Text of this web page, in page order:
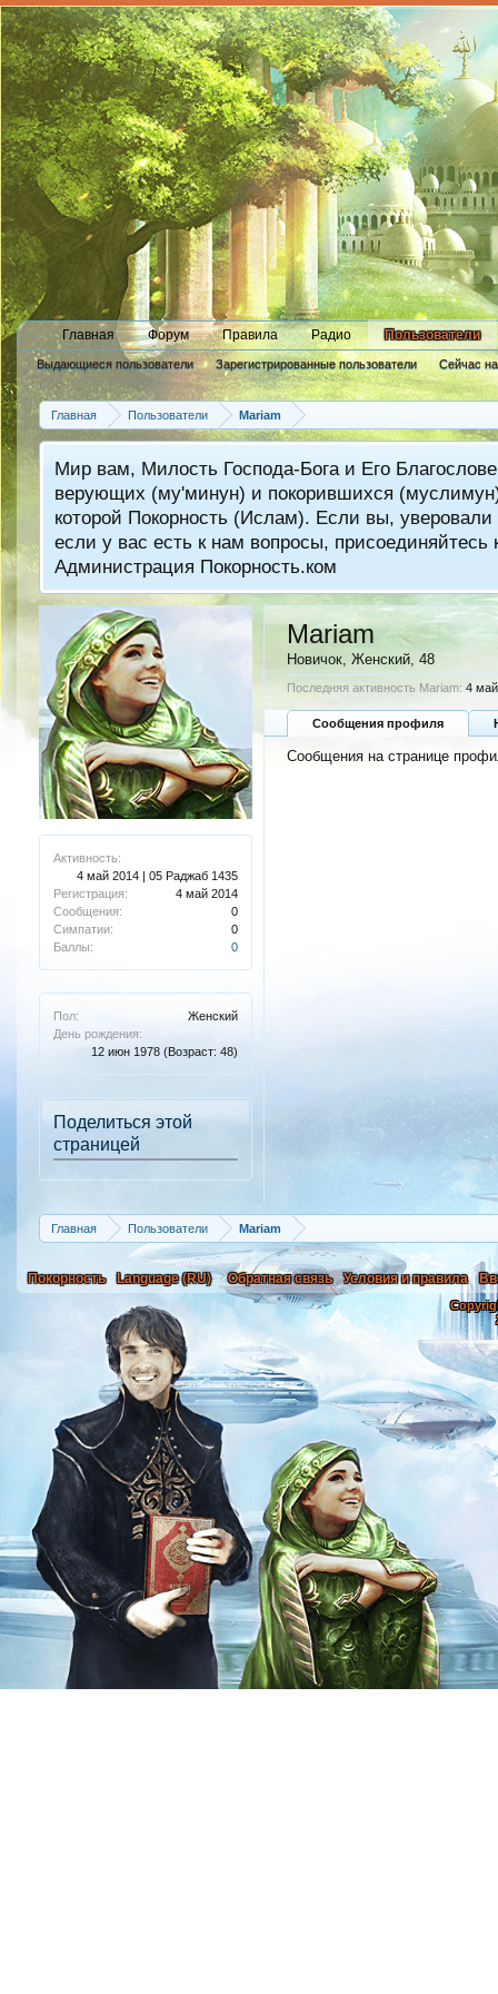
Главная Форум Правила Радио Пользователи
Выдающиеся пользователи Зарегистрированные пользователи Сейчас
Новые сообщения профиля
Главная
Пользователи Mariam
Мир вам, Милость Господа-Бога и Его
верующих (му'минун) и покорившихся
которой Покорность (Ислам). Если вы,
если у вас есть к нам вопросы,
Администрация Покорность.ком
Активность:
4 май 2014 | 05 Раджаб 1435
Регистрация:
4 май 2014
Сообщения:
0
Симпатии:
0
Баллы:
0
Пол:
Женский
День рождения:
12 июн 1978 (Возраст: 48)
Поделиться этой
страницей
Mariam
Новичок , Женский, 48
Последняя активность Mariam: 4
Сообщения профиля
Сообщения на странице
Главная Пользователи Mariam
Покорность Language (RU) Обратная связь Условия и правила